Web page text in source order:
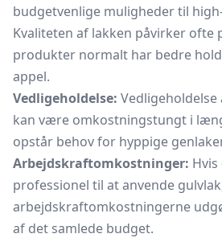
budgetvenlige muligheder til
Kvaliteten af lakken påvirker ofte
produkter normalt har bedre
appel.
Vedligeholdelse:
kan være omkostningstungt i
opstår behov for hyppige
Arbejdskraftomkostninger:
professionel til at anvende
arbejdskraftomkostningerne
af det samlede budget.